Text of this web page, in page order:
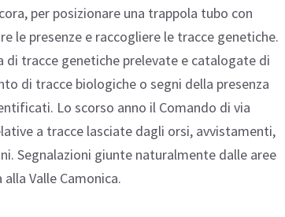
per posizionare una trappola tubo con
le presenze e raccogliere le tracce genetiche.
di tracce genetiche prelevate e catalogate di
di tracce biologiche o segni della presenza
Lo scorso anno il Comando di via
a tracce lasciate dagli orsi, avvistamenti,
Segnalazioni giunte naturalmente dalle aree
Valle Camonica.